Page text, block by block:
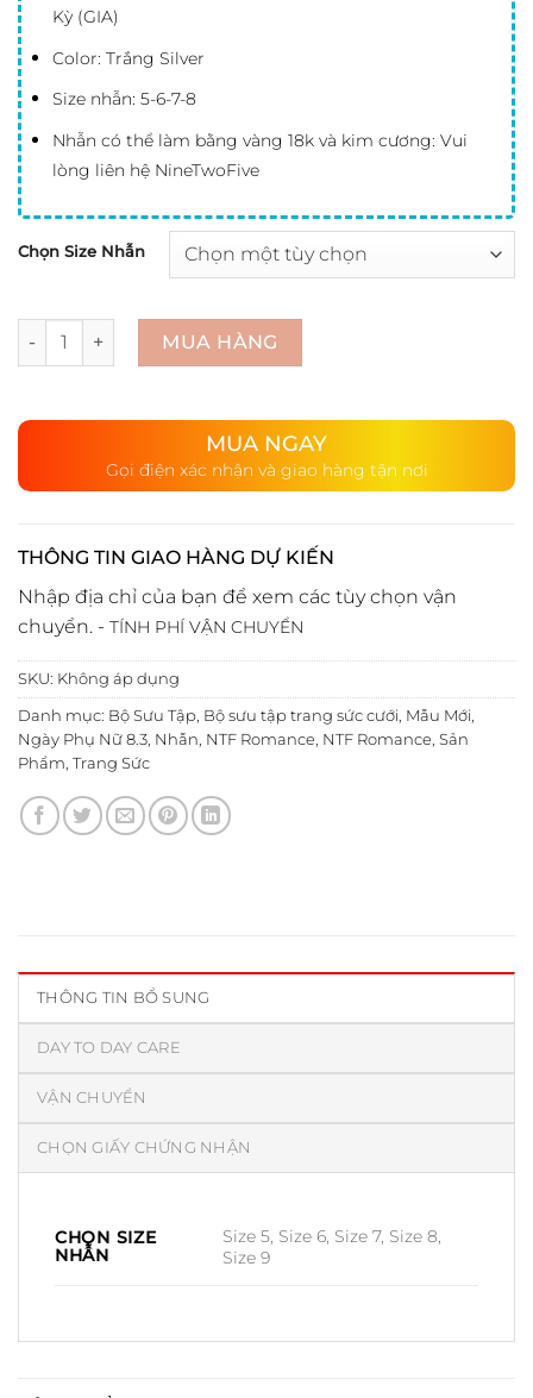
Kỳ (GIA)
Color: Trắng Silver
Size nhẫn: 5-6-7-8
Nhẫn có thể làm bằng vàng 18k và kim cương: Vui
lòng liên hệ NineTwoFive
Chọn Size Nhẫn
Số lượng MUA HÀNG
MUA NGAY
Gọi điện xác nhận và giao hàng tận nơi
THÔNG TIN GIAO HÀNG DỰ KIẾN
Nhập địa chỉ của bạn để xem các tùy chọn vận
chuyển. - TÍNH PHÍ VẬN CHUYỂN
SKU: Không áp dụng
Danh mục: Bộ Sưu Tập Bộ sưu tập trang sức cưới Mẫu Mới
Ngày Phụ Nữ 8.3 Nhẫn NTF Romance NTF Romance Sản
Phẩm Trang Sức
THÔNG TIN BỔ SUNG
DAY TO DAY CARE
VẬN CHUYỂN
CHỌN GIẤY CHỨNG NHẬN
CHỌN SIZE
NHẪN
Size 5, Size 6, Size 7, Size 8,
Size 9